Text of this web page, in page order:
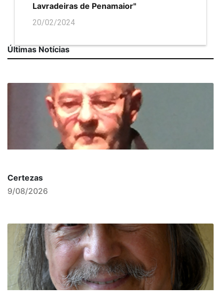
Lavradeiras de Penamaior"
20/02/2024
Últimas Notícias
Certezas
9/08/2026